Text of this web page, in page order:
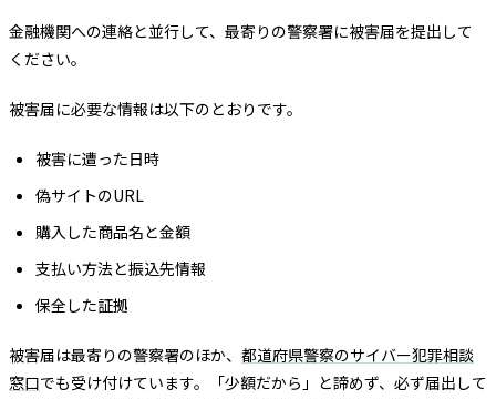
金融機関への連絡と並行して、最寄りの警察署に被害届を提出して
ください。
被害届に必要な情報は以下のとおりです。
被害に遭った日時
偽サイトのURL
購入した商品名と金額
支払い方法と振込先情報
保全した証拠
被害届は最寄りの警察署のほか、 都道府県警察のサイバー犯罪相談
窓口でも受け付けています。「少額だから」と諦めず、必ず届出して